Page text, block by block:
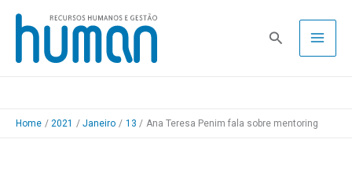
Skip
content
Pesquisa
Home 2021 Janeiro 13 Ana Teresa Penim fala sobre mentoring